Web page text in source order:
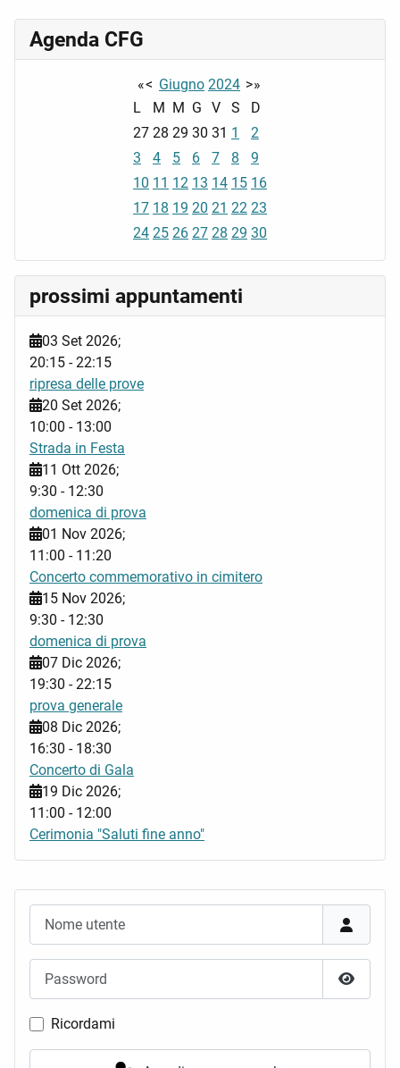
Mostra
Ricordami
Agenda CFG
«< Giugno 2024 >»
L
M M G V S
D
27 28 29 30 31 1
2
3
4 5 6 7 8
9
10 11 12 13 14 15 16
17 18 19 20 21 22 23
24 25 26 27 28 29 30
prossimi appuntamenti
03 Set 2026;
20:15 -22:15
ripresa delle prove
20 Set 2026;
10:00 - 13:00
Strada in Festa
11 Ott 2026;
9:30 - 12:30
domenica di prova
01 Nov 2026;
11:00 - 11:20
Concerto commemorativo in cimitero
15 Nov 2026;
9:30 - 12:30
domenica di prova
07 Dic 2026;
19:30 -22:15
prova generale
08 Dic 2026;
16:30 - 18:30
Concerto di Gala
19 Dic 2026;
11:00 - 12:00
Cerimonia "Saluti fine anno"